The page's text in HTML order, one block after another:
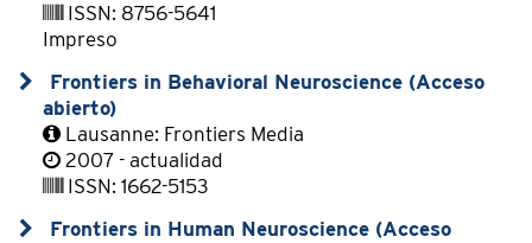
ISSN: 8756-5641
Impreso
Frontiers in Behavioral Neuroscience (Acceso
abierto)
Lausanne: Frontiers Media
2007 - actualidad
ISSN: 1662-5153
Frontiers in Human Neuroscience (Acceso